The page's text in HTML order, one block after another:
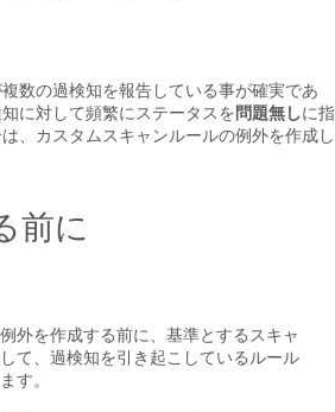
数の過検知を報告している事が確実であ
に対して頻繁にステータスを問題無しに指
、カスタムスキャンルールの例外を作成し
前に
外を作成する前に、基準とするスキャ
て、過検知を引き起こしているルール
す。